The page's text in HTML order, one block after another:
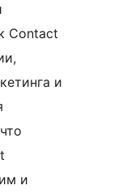
Contact
и
и